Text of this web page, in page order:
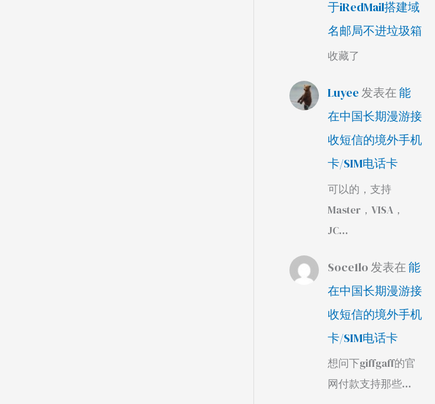
于iRedMail搭建域
名邮局不进垃圾箱
收藏了
Luyee发表在能
在中国长期漫游接
收短信的境外手机
卡/SIM电话卡
可以的，支持
Master，VISA，
JC…
Soce1lo发表在能
在中国长期漫游接
收短信的境外手机
卡/SIM电话卡
想问下giffgaff的官
网付款支持那些…